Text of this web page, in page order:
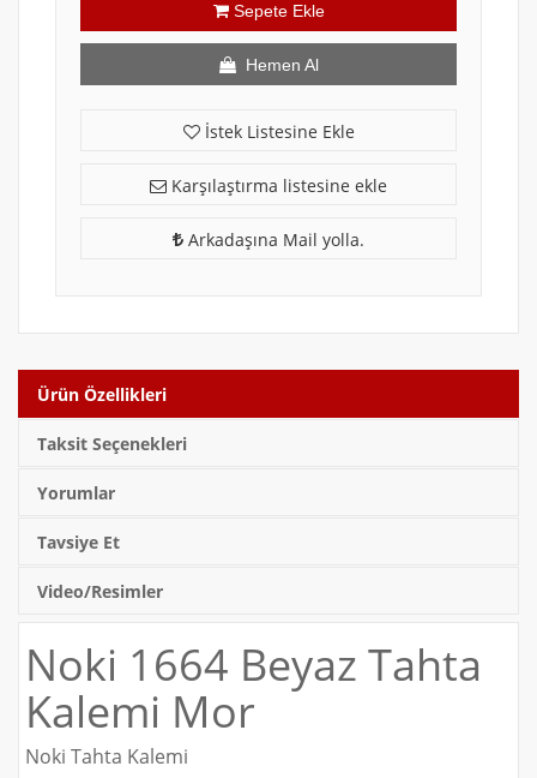
Sepete Ekle
Hemen Al
İstek Listesine Ekle
Karşılaştırma listesine ekle
Arkadaşına Mail yolla.
Ürün Özellikleri
Taksit Seçenekleri
Yorumlar
Tavsiye Et
Video/Resimler
Noki 1664 Beyaz Tahta
Kalemi Mor
Noki Tahta Kalemi